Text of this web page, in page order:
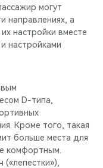
могут
направлениях, а
настройки вместе
настройками
D-типа,
Кроме того, такая
больше места для
комфортным.